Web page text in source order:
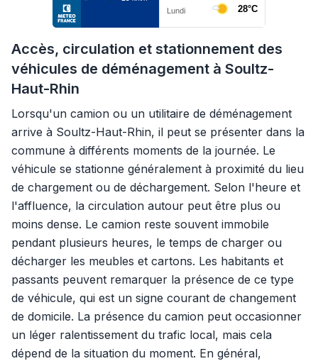
Accès, circulation et stationnement des
véhicules de déménagement à Soultz-
Haut-Rhin
Lorsqu'un camion ou un utilitaire de déménagement
arrive à Soultz-Haut-Rhin, il peut se présenter dans la
commune à différents moments de la journée. Le
véhicule se stationne généralement à proximité du lieu
de chargement ou de déchargement. Selon l'heure et
l'affluence, la circulation autour peut être plus ou
moins dense. Le camion reste souvent immobile
pendant plusieurs heures, le temps de charger ou
décharger les meubles et cartons. Les habitants et
passants peuvent remarquer la présence de ce type
de véhicule, qui est un signe courant de changement
de domicile. La présence du camion peut occasionner
un léger ralentissement du trafic local, mais cela
dépend de la situation du moment. En général,